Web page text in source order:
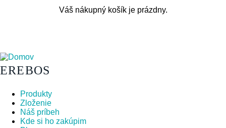
Váš nákupný košík je prázdny.
EREBOS
Produkty
Zloženie
Náš príbeh
Kde si ho zakúpim